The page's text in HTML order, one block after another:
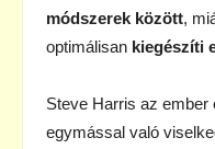
módszerek között,
optimálisan kiegészíti
Steve Harris az ember
egymással való